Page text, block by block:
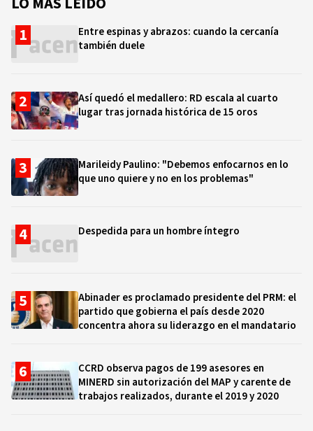
Entre espinas y abrazos: cuando la cercanía
también duele
Así quedó el medallero: RD escala al cuarto
lugar tras jornada histórica de 15 oros
Marileidy Paulino: "Debemos enfocarnos en lo
que uno quiere y no en los problemas"
Despedida para un hombre íntegro
Abinader es proclamado presidente del PRM: el
partido que gobierna el país desde 2020
concentra ahora su liderazgo en el mandatario
CCRD observa pagos de 199 asesores en
MINERD sin autorización del MAP y carente de
trabajos realizados, durante el 2019 y 2020